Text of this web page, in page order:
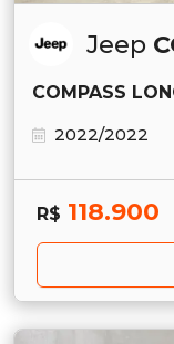
Jeep
COMPASS
2022/2022
R$ 118.900